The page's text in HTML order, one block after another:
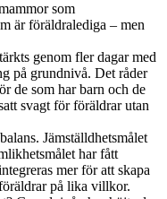
som
är föräldralediga – men
genom fler dagar med
på grundnivå. Det råder
de som har barn och de
svagt för föräldrar utan
Jämställdhetsmålet
har fått
mer för att skapa
på lika villkor.